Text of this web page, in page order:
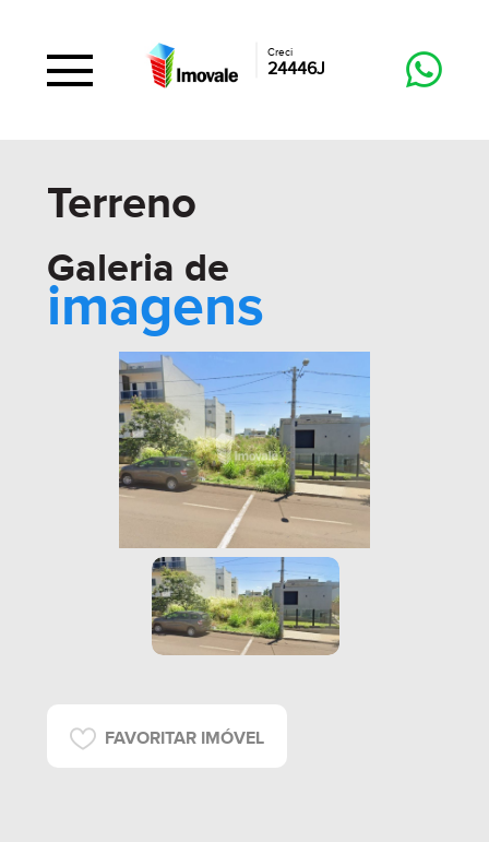
Creci
24446J
Terreno
Galeria de
imagens
FAVORITAR IMÓVEL